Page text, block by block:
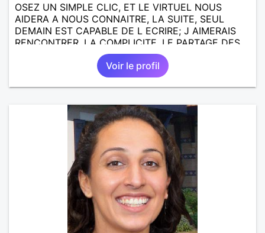
OSEZ UN SIMPLE CLIC, ET LE VIRTUEL NOUS
AIDERA A NOUS CONNAITRE, LA SUITE, SEUL
DEMAIN EST CAPABLE DE L ECRIRE; J AIMERAIS
RENCONTRER, LA COMPLICITE, LE PARTAGE DES
BELLES CHOSES DE LA VIE : BALADES, VOYAGES
EN FRANCE OU AILLEURS. ETRE A L ECOUTE DE L
AUTRE, ET LA VIE SERA PLUS BELLE
ENCORE.....................
Voir le profil